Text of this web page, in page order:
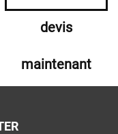
devis
maintenant